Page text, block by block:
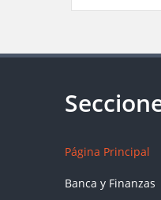
Página Principal
Banca y Finanzas